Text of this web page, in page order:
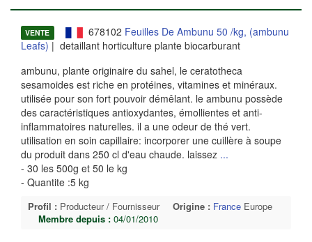
VENTE 678102 Feuilles De Ambunu 50 /kg, (ambunu
Leafs) | detaillant horticulture plante biocarburant
ambunu, plante originaire du sahel, le ceratotheca
sesamoides est riche en protéines, vitamines et minéraux.
utilisée pour son fort pouvoir démêlant. le ambunu possède
des caractéristiques antioxydantes, émollientes et anti-
inflammatoires naturelles. il a une odeur de thé vert.
utilisation en soin capillaire: incorporer une cuillère à soupe
du produit dans 250 cl d'eau chaude. laissez ...
- 30 les 500g et 50 le kg
- Quantite :5 kg
Profil : Producteur / Fournisseur Origine : France Europe
Membre depuis : 04/01/2010